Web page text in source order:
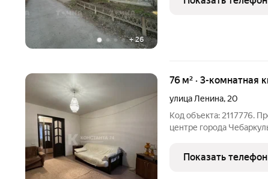
+26
76 м² · 3-комнатная
улица Ленина, 20
Код объекта: 2117776.
центре города
косметический ремонт,
потолки, на полу
Показать телефон